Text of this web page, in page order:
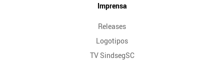
Imprensa
Releases
Logotipos
TV SindsegSC